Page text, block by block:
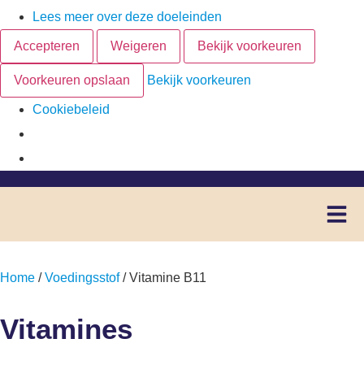
Lees meer over deze doeleinden
Accepteren Weigeren Bekijk voorkeuren
Voorkeuren opslaan Bekijk voorkeuren
Cookiebeleid
Home /Voedingsstof/ Vitamine B11
Vitamines